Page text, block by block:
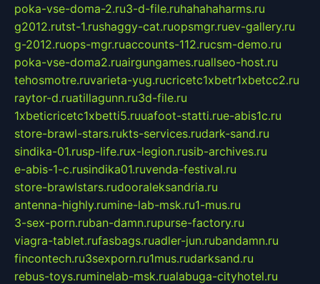
poka-vse-doma-2.ru3-d-file.ruhahahaharms.ru
g2012.rutst-1.rushaggy-cat.ruopsmgr.ruev-gallery.ru
g-2012.ruops-mgr.ruaccounts-112.rucsm-demo.ru
poka-vse-doma2.ruairgungames.ruallseo-host.ru
tehosmotre.ruvarieta-yug.rucricetc1xbetr1xbetcc2.ru
raytor-d.ruatillagunn.ru3d-file.ru
1xbeticricetc1xbetti5.ruuafoot-statti.rue-abis1c.ru
store-brawl-stars.rukts-services.rudark-sand.ru
sindika-01.rusp-life.rux-legion.rusib-archives.ru
e-abis-1-c.rusindika01.ruvenda-festival.ru
store-brawlstars.rudooraleksandria.ru
antenna-highly.rumine-lab-msk.ru1-mus.ru
3-sex-porn.ruban-damn.rupurse-factory.ru
viagra-tablet.rufasbags.ruadler-jun.rubandamn.ru
fincontech.ru3sexporn.ru1mus.rudarksand.ru
rebus-toys.ruminelab-msk.rualabuga-cityhotel.ru